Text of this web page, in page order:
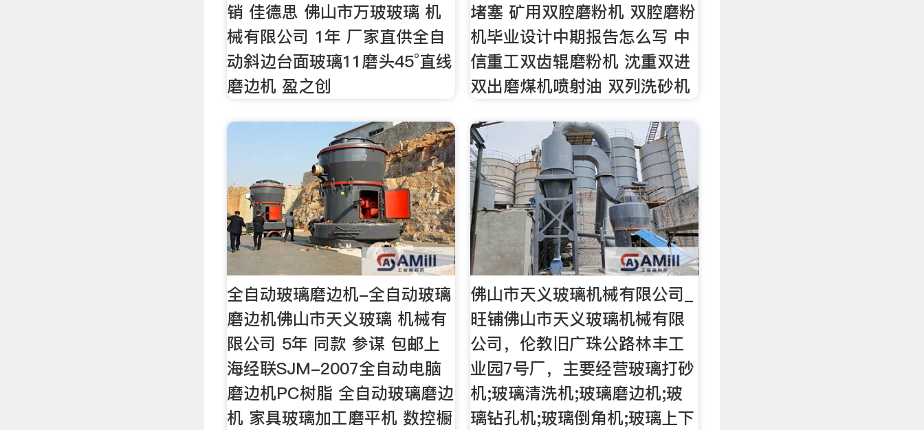
销 佳德思 佛山市万玻玻璃 机
械有限公司 1年 厂家直供全自
动斜边台面玻璃11磨头45°直线
磨边机 盈之创
堵塞 矿用双腔磨粉机 双腔磨粉
机毕业设计中期报告怎么写 中
信重工双齿辊磨粉机 沈重双进
双出磨煤机喷射油 双列洗砂机
全自动玻璃磨边机-全自动玻璃
磨边机佛山市天义玻璃 机械有
限公司 5年 同款 参谋 包邮上
海经联SJM-2007全自动电脑
磨边机PC树脂 全自动玻璃磨边
机 家具玻璃加工磨平机 数控橱
佛山市天义玻璃机械有限公司_
旺铺佛山市天义玻璃机械有限
公司，伦教旧广珠公路林丰工
业园7号厂，主要经营玻璃打砂
机;玻璃清洗机;玻璃磨边机;玻
璃钻孔机;玻璃倒角机;玻璃上下